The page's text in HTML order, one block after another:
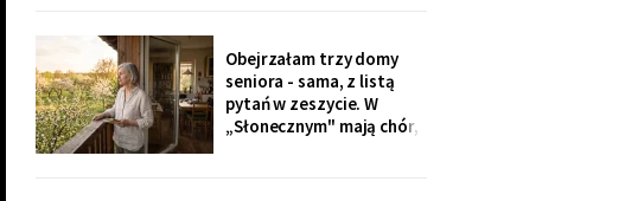
go nie zamykaj". Zdziwiła
się, mama się obruszyła.
Kiedyś zrozumie - ja
zrozumiałam o
czterdzieści lat za
Obejrzałam trzy domy
seniora - sama, z listą
pytań w zeszycie. W
„Słonecznym" mają chór,